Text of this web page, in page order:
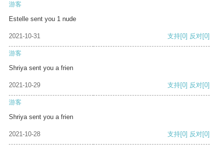
游客
Estelle sent you 1 nude
2021-10-31 支持[0] 反对[0]
游客
Shriya sent you a frien
2021-10-29 支持[0] 反对[0]
游客
Shriya sent you a frien
2021-10-28 支持[0] 反对[0]